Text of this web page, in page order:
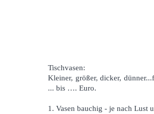
Tischvasen:
Kleiner, größer, dicker,
... bis …. Euro.
1. Vasen bauchig - je nach Lust